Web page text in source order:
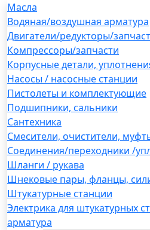
Масла
Водяная/воздушная арматура
Двигатели/редукторы/
Компрессоры/запчасти
Корпусные детали,
Насосы / насосные станции
Пистолеты и комплектующие
Подшипники, сальники
Сантехника
Смесители, очистители,
Соединения/переходники /
Шланги / рукава
Шнековые пары, фланцы,
Штукатурные станции
Электрика для штукатурных
арматура